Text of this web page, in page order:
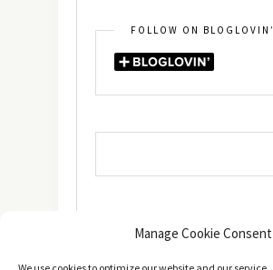
Manage Cookie Consent
FOLLOW ON BLOGLOVIN’